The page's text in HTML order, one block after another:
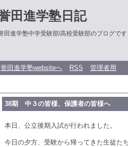
田進学塾日記
田進学塾中学受験部/高校受験部のブログです
誉田進学塾websiteへ RSS 管理者用
38期 中３の皆様、保護者の皆様へ
本日、公立後期入試が行われました。
今日の夕方、受験から帰ってきた生徒た